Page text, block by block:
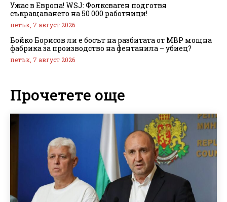
Ужас в Европа! WSJ: Фолксваген подготвя
съкращаването на 50 000 работници!
петък, 7 август 2026
Бойко Борисов ли е босът на разбитата от МВР мощна
фабрика за производство на фентанила – убиец?
петък, 7 август 2026
Прочетете още